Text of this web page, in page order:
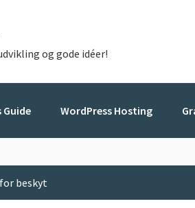
og gode idéer!
Guide WordPress Hosting
beskyt